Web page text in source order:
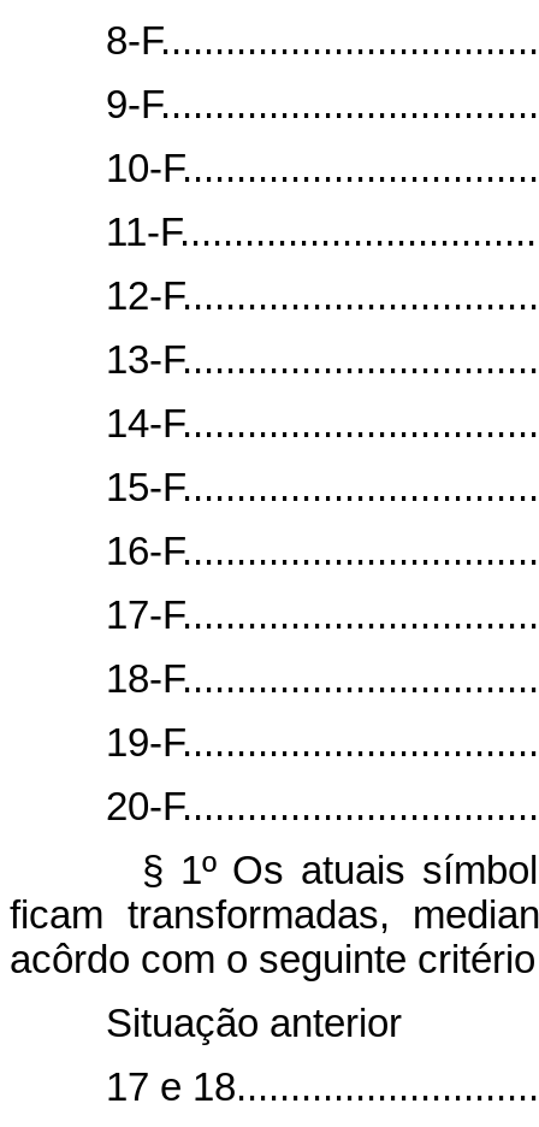
8-
9-
10-
11-
12-
13-
14-
15-
16-
17-
18-
19-
20-
§ 1º Os atuais
ficam transformadas,
acôrdo com o seguinte
Situação
17 e